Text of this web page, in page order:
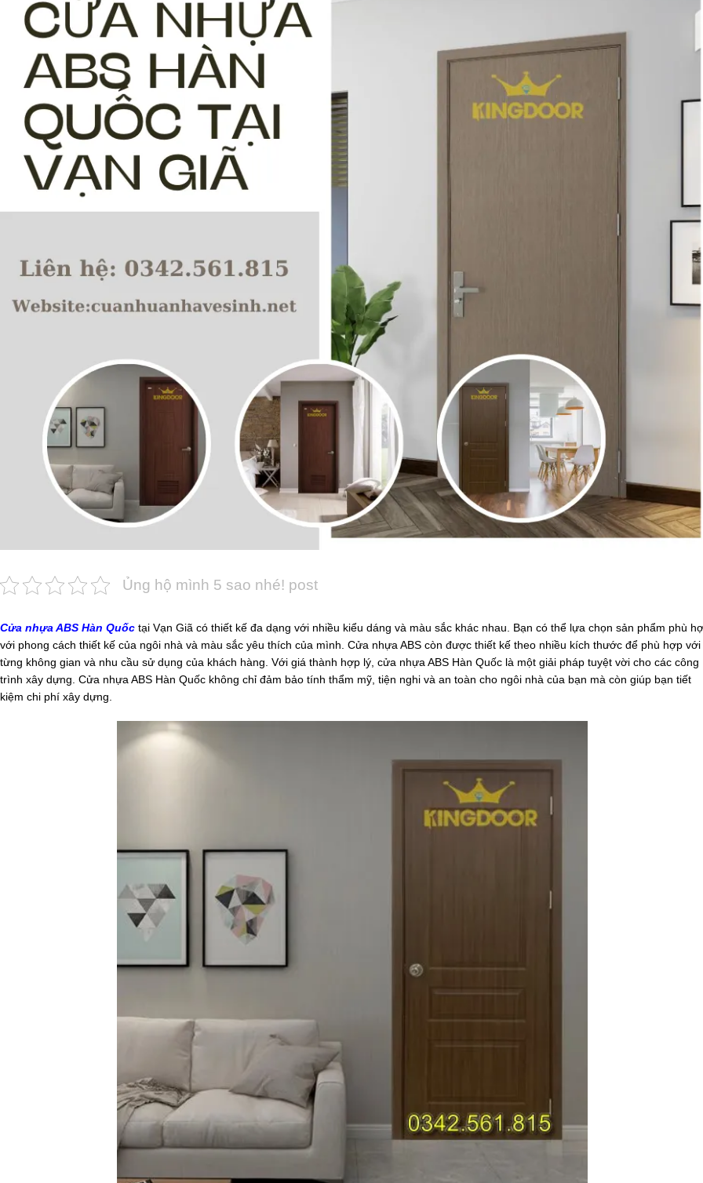
Ủng hộ mình 5 sao nhé! post
Cửa nhựa ABS Hàn Quốc tại Vạn Giã có thiết kế đa dạng với nhiều kiểu dáng và màu sắc khác nhau. Bạn có thể lựa chọn sản phẩm phù
với phong cách thiết kế của ngôi nhà và màu sắc yêu thích của mình. Cửa nhựa ABS còn được thiết kế theo nhiều kích thước để phù hợp với
từng không gian và nhu cầu sử dụng của khách hàng. Với giá thành hợp lý, cửa nhựa ABS Hàn Quốc là một giải pháp tuyệt vời cho các công
trình xây dựng. Cửa nhựa ABS Hàn Quốc không chỉ đảm bảo tính thẩm mỹ, tiện nghi và an toàn cho ngôi nhà của bạn mà còn giúp bạn tiết
kiệm chi phí xây dựng.